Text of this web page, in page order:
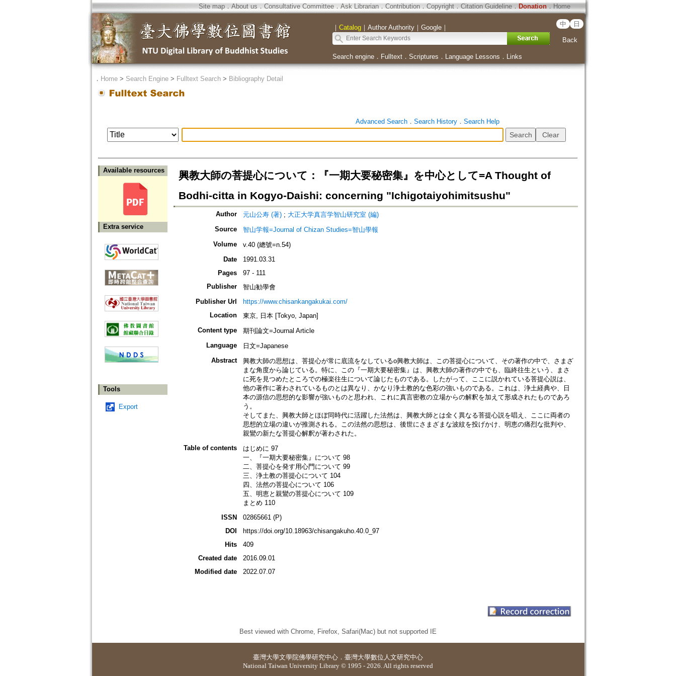
Site map．About us ． Consultative Committee． Ask Librarian． Contribution．Copyright．Citation Guideline． Donation．Home
｜ Catalog｜ Author Authority｜ Google｜ 中 日
Back
Search engine． Fulltext． Scriptures ． Language Lessons ． Links
． Home> Search Engine> Fulltext Search> Bibliography Detail
Advanced Search． Search History． Search Help
Available resources
Extra service
Tools
Export
興教大師の菩提心について：『一期大要秘密集』を中心として=A Thought of
Bodhi-citta in Kogyo-Daishi: concerning "Ichigotaiyohimitsushu"
Author 元山公寿 (著); 大正大学真言学智山研究室 (編)
Source
智山学報=Journal of Chizan Studies=智山學報
Volume
v.40 (總號=n.54)
Date
1991.03.31
Pages
97 - 111
Publisher
智山勧學會
Publisher Url
https://www.chisankangakukai.com/
Location
東京, 日本 [Tokyo, Japan]
Content type
期刊論文=Journal Article
Language
日文=Japanese
Abstract
興教大師の思想は、菩提心が常に底流をなしているo興教大師は、この菩提心について、その著作の中で、さまざ
まな角度から論じている。特に、この『一期大要秘密集』は、興教大師の著作の中でも、臨終往生という、まさ
に死を見つめたところでの極楽往生について論じたものである。したがって、ここに説かれている菩提心説は、
他の著作に著わされているものとは異なり、かなり浄土教的な色彩の強いものである。これは、浄土経典や、日
本の源信の思想的な影響が強いものと思われ、これに真言密教の立場からの解釈を加えて形成されたものであろ
う。
そしてまた、興教大師とほぼ同時代に活躍した法然は、興教大師とは全く異なる菩提心説を唱え、ここに両者の
思想的立場の違いが推測される。この法然の思想は、後世にさまざまな波紋を投げかけ、明恵の痛烈な批判や、
親鸞の新たな菩提心解釈が著わされた。
Table of contents
はじめに 97
一、『一期大要秘密集』について 98
二、菩提心を発す用心門について 99
三、浄土教の菩提心について 104
四、法然の菩提心について 106
五、明恵と親鸞の菩提心について 109
まとめ 110
ISSN
02865661 (P)
DOI
https://doi.org/10.18963/chisangakuho.40.0_97
Hits
409
Created date
2016.09.01
Modified date
2022.07.07
Best viewed with Chrome, Firefox, Safari(Mac) but not supported IE
臺灣大學文學院佛學研究中心 ． 臺灣大學數位人文研究中心
National Taiwan University Library © 1995 - 2026. All rights reserved